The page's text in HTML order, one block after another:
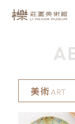
美術ART